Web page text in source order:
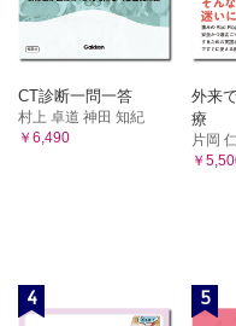
・薬物性肝障害診断
・今後の展望
シーン1 アセトアミノ
シーン2 ジクロフェナ
シーン3 イソニアジ
シーン4 パニペネム
シーン6 バルプロ酸
た！
CT診断一問一答
村上 卓道 神田 知紀
￥6,490
外来
療
片岡
￥
4 5